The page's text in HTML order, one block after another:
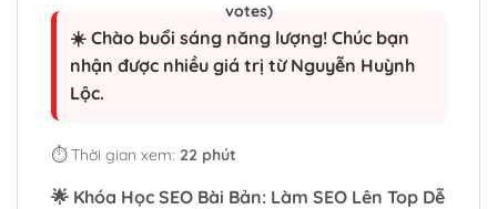
☀️ Chào buổi sáng năng lượng! Chúc bạn
nhận được nhiều giá trị từ Nguyễn Huỳnh
Lộc.
⏱️ Thời gian xem: 22 phút
🌟 Khóa Học SEO Bài Bản: Làm SEO Lên Top Dễ